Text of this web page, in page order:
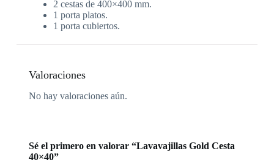
2 cestas de 400×400 mm.
1 porta platos.
1 porta cubiertos.
Valoraciones
No hay valoraciones aún.
Sé el primero en valorar “Lavavajillas Gold Cesta
40×40”